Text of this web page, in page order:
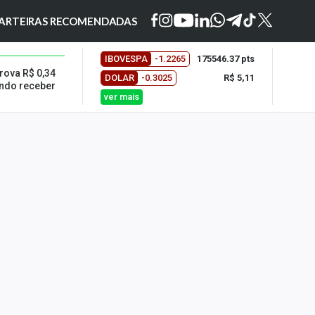
RECOMENDADAS
R$ 0,34
receber
IBOVESPA -1.2265
175546.37 pts
DOLAR
-0.3025
R$ 5,11
ver mais